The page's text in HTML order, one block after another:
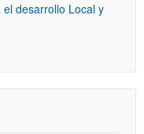
desarrollo Local y